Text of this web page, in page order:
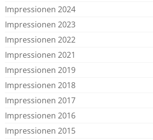
Impressionen 2024
Impressionen 2023
Impressionen 2022
Impressionen 2021
Impressionen 2019
Impressionen 2018
Impressionen 2017
Impressionen 2016
Impressionen 2015